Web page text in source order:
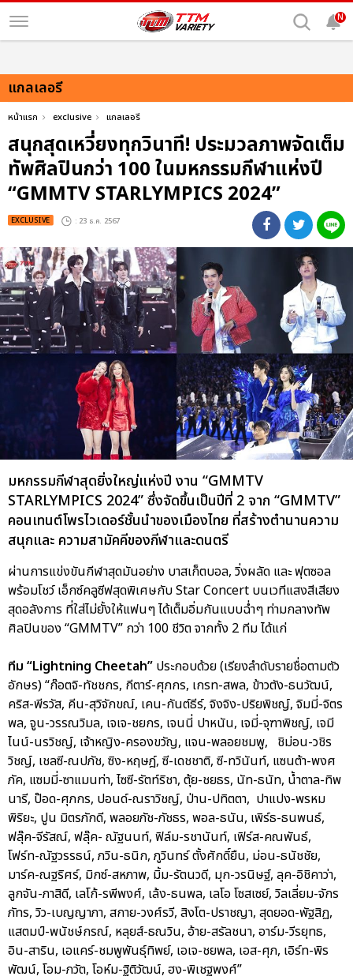
N
แกลเลอรี
หน้าแรก exclusive แกลเลอรี
สนุกสุดเหวี่ยงทุกวินาที! ประมวลภาพจัดเต็ม
ทัพศิลปินกว่า 100 ในมหกรรมกีฬาแห่งปี
“GMMTV STARLYMPICS 2024”
EXCLUSIVE : 23 ธ.ค. 2567
มหกรรมกีฬาสุดยิ่งใหญ่แห่งปี งาน “GMMTV
STARLYMPICS 2024” ซึ่งจัดขึ้นเป็นปีที่ 2 จาก “GMMTV”
คอนเทนต์โพรไวเดอร์ชั้นนำของเมืองไทย ที่สร้างตำนานความ
สนุกและ ความสามัคคีของกีฬาและดนตรี
ผ่านการแข่งขันกีฬาสุดมันอย่าง บาสเก็ตบอล, วิ่งผลัด และ ฟุตซอล
พร้อมโชว์ เอ็กซ์คลูซีฟสุดพิเศษกับ Star Concert บนเวทีแสงสีเสียง
สุดอลังการ ที่ใส่ไม่ยั้งให้แฟนๆ ได้เต็มอิ่มกันแบบฉ่ำๆ ท่ามกลางทัพ
ศิลปินของ “GMMTV” กว่า 100 ชีวิต จากทั้ง 2 ทีม ได้แก่
ทีม “Lightning Cheetah” ประกอบด้วย (เรียงลำดับรายชื่อตามตัว
อักษร) “ก๊อตจิ-ทัชชกร, กีตาร์-ศุภกร, เกรท-สพล, ข้าวตัง-ธนวัฒน์,
คริส-พีรวัส, คีน-สุวิจักขณ์, เคน-กันต์ธีร์, จิงจิง-ปริยพิชญ์, จิมมี่-จิตร
พล, จูน-วรรณวิมล, เจเจ-ชยกร, เจนนี่ ปาหนัน, เจมี่-จุฑาพิชญ์, เจมี
ไนน์-นรวิชญ์, เจ้าหญิง-ครองขวัญ, แจน-พลอยชมพู, ชิม่อน-วชิร
วิชญ์, เชลซี-ณปภัช, ซิง-หฤษฎ์, ซี-เดชชาติ, ซี-ทวินันท์, แซนต้า-พงศ
ภัค, แซมมี่-ซาแมนท่า, ไซซี-รัตท์ริชา, ตุ้ย-ชยธร, นัท-ธนัท, น้ำตาล-ทิพ
นารี, ป๊อด-ศุภกร, ปอนด์-ณราวิชญ์, ป่าน-ปทิตตา, ปาแปง-พรหม
พิริยะ, ปูน มิตรภักดี, พลอยภัช-ภัชธร, พอล-ธนัน, เพิร์ธ-ธนพนธ์,
ฟลุ๊ค-จีรัสณ์, ฟลุ๊ค- ณัฐนนท์, ฟิล์ม-รชานันท์, เฟิร์ส-คณพันธ์,
โฟร์ท-ณัฐวรรธน์, ภวิน-ธนิก, ภูวินทร์ ตั้งศักดิ์ยืน, ม่อน-ธนัชชัย,
มาร์ค-ณฐริศร์, มิกซ์-สหภาพ, มิ้ม-รัตนวดี, มุก-วรนิษฐ์, ลุค-อิชิคาว่า,
ลูกจัน-ภาสิดี, เลโก้-รพีพงศ์, เล้ง-ธนพล, เลโอ โซสเซย์, วิลเลี่ยม-จักร
ภัทร, วิว-เบญญาภา, สกาย-วงศ์รวี, สิงโต-ปราชญา, สุดยอด-พัฐสิฏ,
แสตมป์-พนัชษ์กรณ์, หลุยส์-ธณวิน, อ้าย-สรัลชนา, อาร์ม-วีรยุทธ,
อิน-สาริน, เอแคร์-ชมพูพันธุ์ทิพย์, เอเจ-ชยพล, เอส-ศุภ, เอิร์ท-พิร
พัฒน์, โอม-ภวัต, โอห์ม-ฐิติวัฒน์, ฮง-พิเชฐพงศ์”